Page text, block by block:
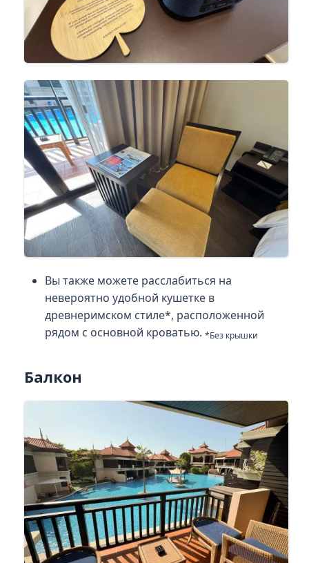
Вы также можете расслабиться на
невероятно удобной кушетке в
древнеримском стиле*, расположенной
рядом с основной кроватью. *Без крышки
Балкон